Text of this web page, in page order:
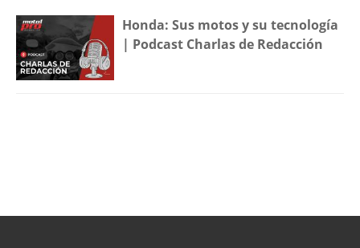
Honda: Sus motos y su tecnología
| Podcast Charlas de Redacción